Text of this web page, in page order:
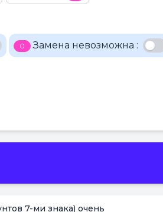
0 Замена невозможна :
7-ми знака) очень